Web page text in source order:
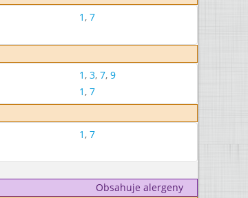
1, 7
1, 3, 7, 9
1, 7
1, 7
Obsahuje alergeny